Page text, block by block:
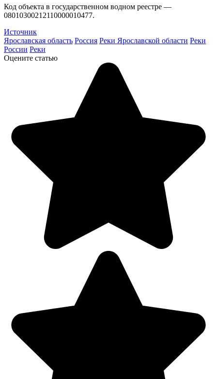
Код объекта в государственном водном реестре —
08010300212110000010477.
Источник
Ярославская область Россия Реки Ярославской области Реки
России Реки
Оцените статью